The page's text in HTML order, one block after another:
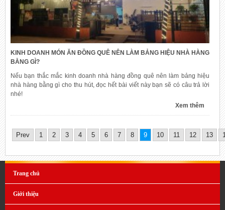
KINH DOANH MÓN ĂN ĐỒNG QUÊ NÊN LÀM BẢNG HIỆU NHÀ HÀNG
BẰNG GÌ?
Nếu bạn thắc mắc kinh doanh nhà hàng đồng quê nên làm bảng hiệu
nhà hàng bằng gì cho thu hút, đọc hết bài viết này bạn sẽ có câu trả lời
nhé!
Xem thêm
Prev 1 2 3 4 5 6 7 8 9 10 11 12 13
Trang chủ
Giới thiệu